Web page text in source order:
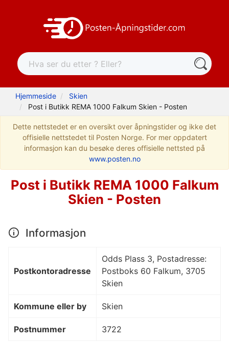
Hjemmeside
Skien
Post i Butikk REMA 1000 Falkum Skien - Posten
Dette nettstedet er en oversikt over åpningstider og ikke det
offisielle nettstedet til Posten Norge. For mer oppdatert
informasjon kan du besøke deres offisielle nettsted på
www.posten.no
Post i Butikk REMA 1000 Falkum
Skien - Posten
Informasjon
Postkontoradresse
Odds Plass 3, Postadresse:
Postboks 60 Falkum, 3705
Skien
Kommune eller by Skien
Postnummer 3722